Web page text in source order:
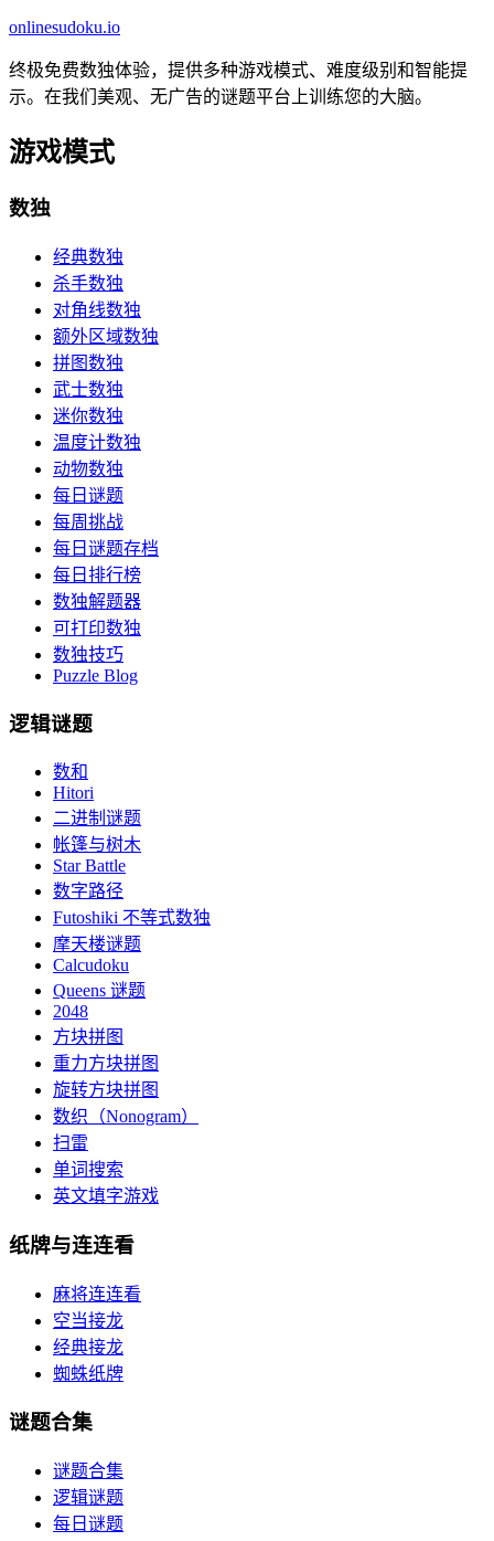
onlinesudoku.io
终极免费数独体验，提供多种游戏模式、难度级别和智能提
示。在我们美观、无广告的谜题平台上训练您的大脑。
游戏模式
数独
经典数独
杀手数独
对角线数独
额外区域数独
拼图数独
武士数独
迷你数独
温度计数独
动物数独
每日谜题
每周挑战
每日谜题存档
每日排行榜
数独解题器
可打印数独
数独技巧
Puzzle Blog
逻辑谜题
数和
Hitori
二进制谜题
帐篷与树木
Star Battle
数字路径
Futoshiki 不等式数独
摩天楼谜题
Calcudoku
Queens 谜题
2048
方块拼图
重力方块拼图
旋转方块拼图
数织（Nonogram）
扫雷
单词搜索
英文填字游戏
纸牌与连连看
麻将连连看
空当接龙
经典接龙
蜘蛛纸牌
谜题合集
谜题合集
逻辑谜题
每日谜题